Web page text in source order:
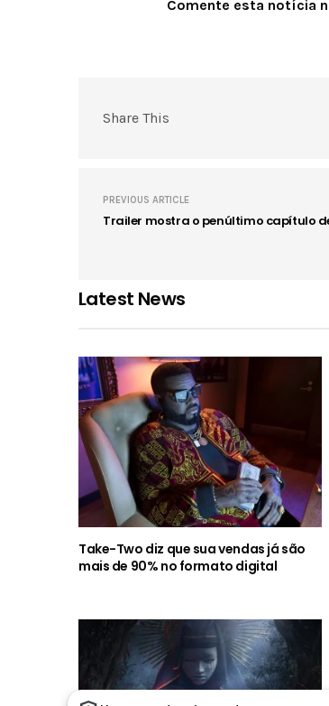
Comente esta notícia
Share This
PREVIOUS ARTICLE
Trailer mostra o penúltimo capítulo
Latest News
Take-Two diz que sua vendas já são
mais de 90% no formato digital